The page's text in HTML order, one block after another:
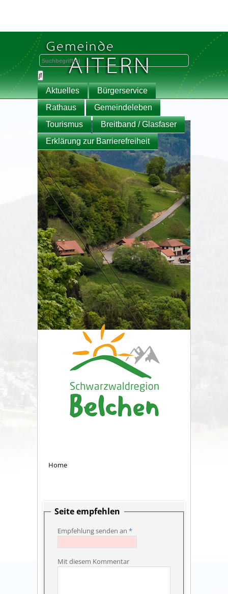
Aktuelles
Bürgerservice
Rathaus
Gemeindeleben
Tourismus
Breitband / Glasfaser
Erklärung zur Barrierefreiheit
Home
Seite empfehlen
Empfehlung senden an *
Mit diesem Kommentar